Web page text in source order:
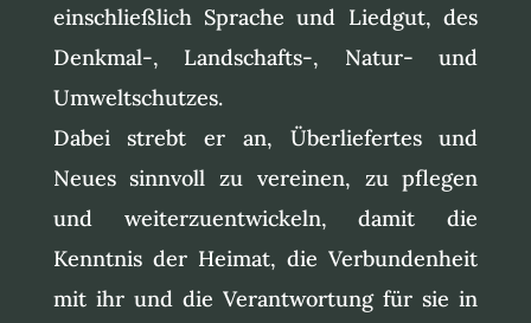
einschließlich Sprache und Liedgut, des
Denkmal-, Landschafts-, Natur- und
Umweltschutzes.
Dabei strebt er an, Überliefertes und
Neues sinnvoll zu vereinen, zu pflegen
und weiterzuentwickeln, damit die
Kenntnis der Heimat, die Verbundenheit
mit ihr und die Verantwortung für sie in